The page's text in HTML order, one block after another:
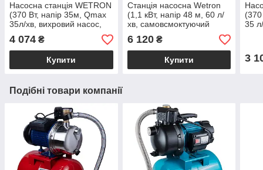
Насосна станція WETRON
(370 Вт, напір 35м, Qmax
35л/хв, вихровий насос,
свердловини
4 074 ₴
Купити
Станція насосна Wetron
(1,1 кВт, напір 48 м, 60 л/
хв, самовсмоктуючий
свердловини, криниці
6 120₴
Купити
35
3
Подібні товари компанії